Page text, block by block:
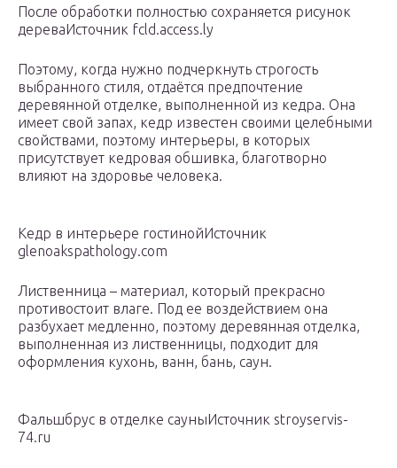
После обработки полностью сохраняется рисунок
дереваИсточник fcld.access.ly
Поэтому, когда нужно подчеркнуть строгость
выбранного стиля, отдаётся предпочтение
деревянной отделке, выполненной из кедра. Она
имеет свой запах, кедр известен своими целебными
свойствами, поэтому интерьеры, в которых
присутствует кедровая обшивка, благотворно
влияют на здоровье человека.
Кедр в интерьере гостинойИсточник
glenoakspathology.com
Лиственница – материал, который прекрасно
противостоит влаге. Под ее воздействием она
разбухает медленно, поэтому деревянная отделка,
выполненная из лиственницы, подходит для
оформления кухонь, ванн, бань, саун.
Фальшбрус в отделке сауныИсточник stroyservis-
74.ru